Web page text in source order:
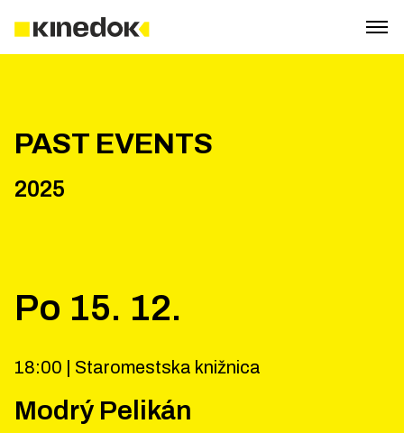
PAST EVENTS
2025
Po 15. 12.
18:00 | Staromestska knižnica
Modrý Pelikán